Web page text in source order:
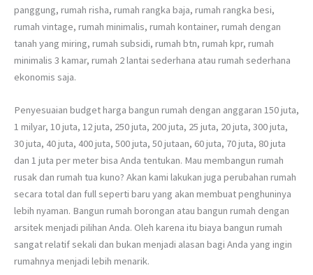
panggung, rumah risha, rumah rangka baja, rumah rangka besi,
rumah vintage, rumah minimalis, rumah kontainer, rumah dengan
tanah yang miring, rumah subsidi, rumah btn, rumah kpr, rumah
minimalis 3 kamar, rumah 2 lantai sederhana atau rumah sederhana
ekonomis saja.
Penyesuaian budget harga bangun rumah dengan anggaran 150 juta,
1 milyar, 10 juta, 12 juta, 250 juta, 200 juta, 25 juta, 20 juta, 300 juta,
30 juta, 40 juta, 400 juta, 500 juta, 50 jutaan, 60 juta, 70 juta, 80 juta
dan 1 juta per meter bisa Anda tentukan. Mau membangun rumah
rusak dan rumah tua kuno? Akan kami lakukan juga perubahan rumah
secara total dan full seperti baru yang akan membuat penghuninya
lebih nyaman. Bangun rumah borongan atau bangun rumah dengan
arsitek menjadi pilihan Anda. Oleh karena itu biaya bangun rumah
sangat relatif sekali dan bukan menjadi alasan bagi Anda yang ingin
rumahnya menjadi lebih menarik.